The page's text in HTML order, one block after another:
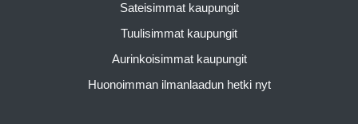
Sateisimmat kaupungit
Tuulisimmat kaupungit
Aurinkoisimmat kaupungit
Huonoimman ilmanlaadun hetki nyt